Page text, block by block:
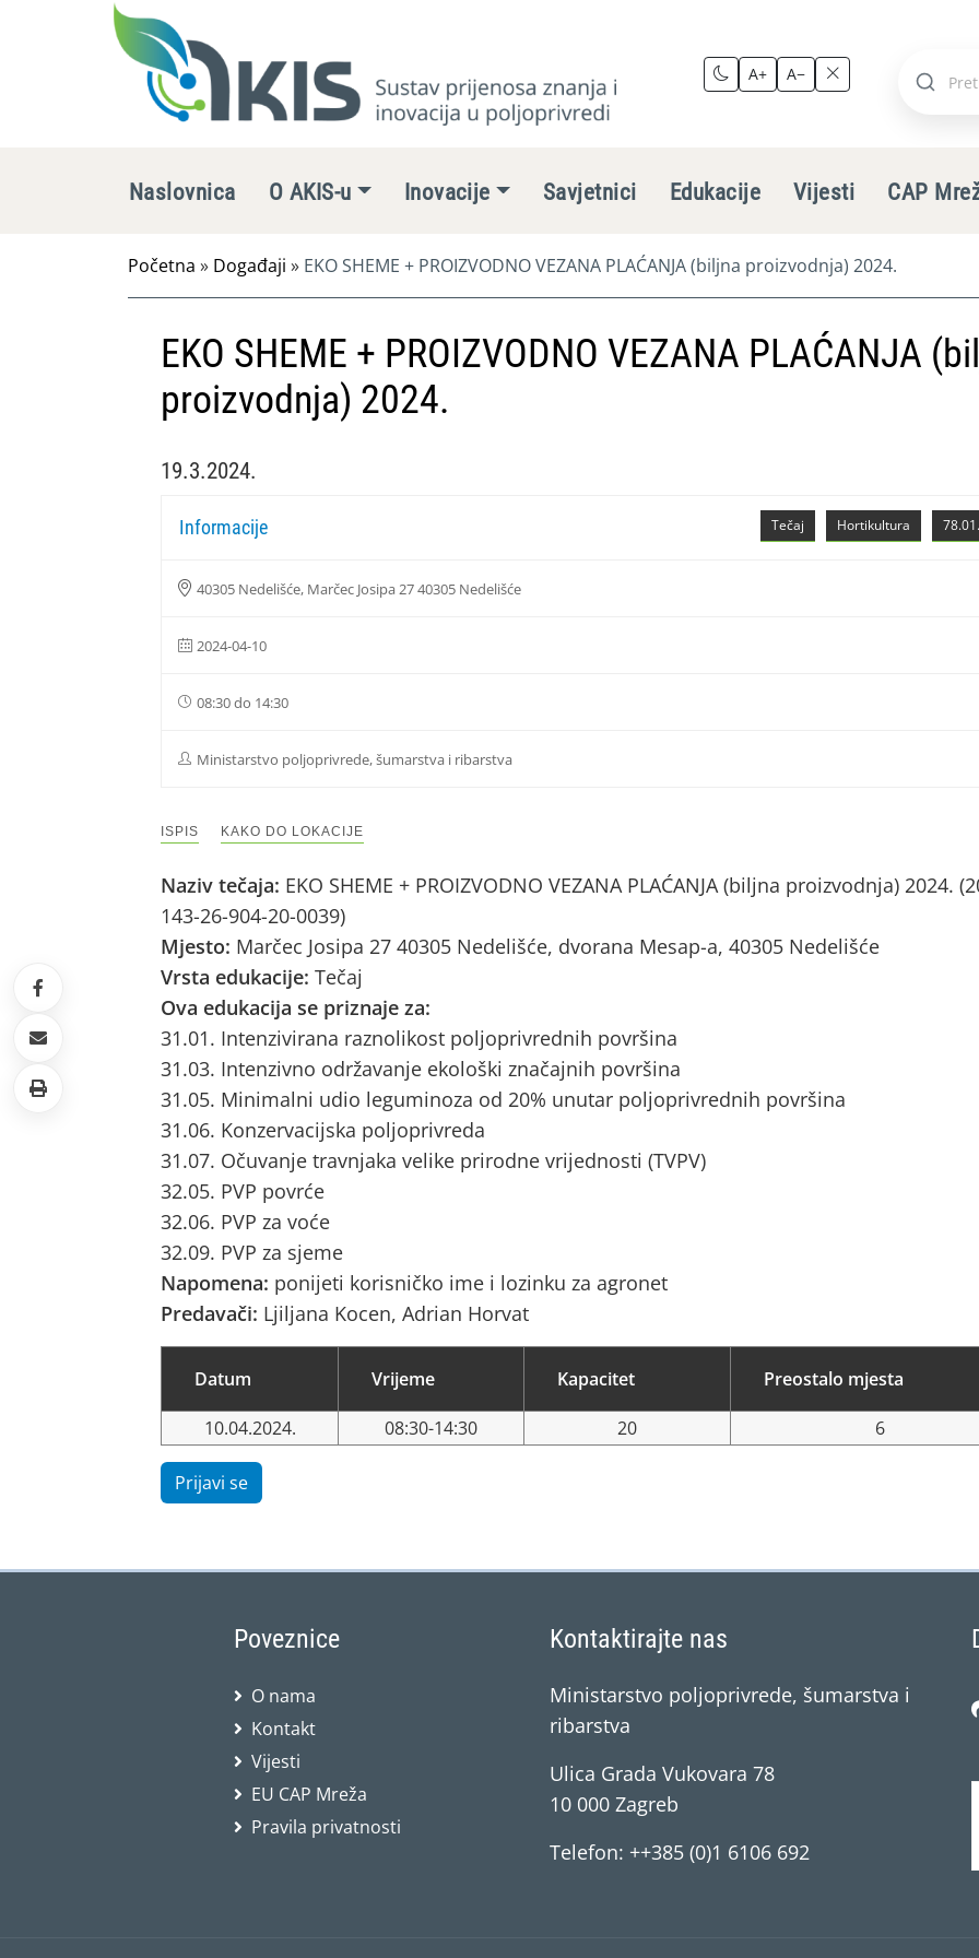
A+ A−
Pretraži
Naslovnica O AKIS-u Inovacije Savjetnici Edukacije Vijesti CAP
Početna » Događaji » EKO SHEME + PROIZVODNO VEZANA PLAĆANJA (biljna proizvodnja) 2024.
EKO SHEME + PROIZVODNO VEZANA PLAĆANJA
proizvodnja) 2024.
19.3.2024.
Hortikultura
Tečaj
Informacije
40305 Nedelišće, Marčec Josipa 27 40305 Nedelišće
2024-04-10
08:30 do 14:30
Ministarstvo poljoprivrede, šumarstva i ribarstva
ISPIS KAKO DO LOKACIJE
Naziv tečaja: EKO SHEME + PROIZVODNO VEZANA PLAĆANJA (biljna proizvodnja) 2024.
143-26-904-20-0039)
Mjesto: Marčec Josipa 27 40305 Nedelišće, dvorana Mesap-a, 40305 Nedelišće
Vrsta edukacije: Tečaj
Ova edukacija se priznaje za:
31.01. Intenzivirana raznolikost poljoprivrednih površina
31.03. Intenzivno održavanje ekološki značajnih površina
31.05. Minimalni udio leguminoza od 20% unutar poljoprivrednih površina
31.06. Konzervacijska poljoprivreda
31.07. Očuvanje travnjaka velike prirodne vrijednosti (TVPV)
32.05. PVP povrće
32.06. PVP za voće
32.09. PVP za sjeme
Napomena: ponijeti korisničko ime i lozinku za agronet
Predavači: Ljiljana Kocen, Adrian Horvat
Datum Vrijeme Kapacitet Preostalo mjesta
10.04.2024. 08:30-14:30 20 6
Prijavi se
Poveznice
O nama
Kontakt
Vijesti
EU CAP Mreža
Pravila privatnosti
Kontaktirajte nas
Ministarstvo poljoprivrede, šumarstva i
ribarstva
Ulica Grada Vukovara 78
10 000 Zagreb
Telefon: ++385 (0)1 6106 692